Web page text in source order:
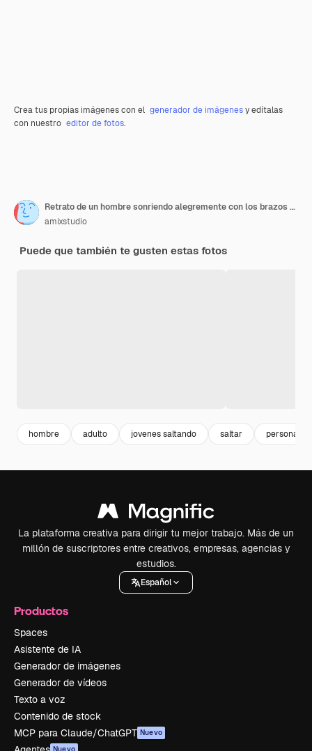
Crea tus propias imágenes con el generador de imágenesy edítalas
con nuestro editor de fotos.
Retrato de un hombre sonriendo alegremente con los brazos cruzados en el pecho aislado en un estandarte publicitario de fondo blanco de estudio
amixstudio
Puede que también te gusten estas fotos
hombre adulto jovenes saltando saltar persona
La plataforma creativa para dirigir tu mejor trabajo. Más de un
millón de suscriptores entre creativos, empresas, agencias y
estudios.
Español
Productos
Spaces
Asistente de IA
Generador de imágenes
Generador de vídeos
Texto a voz
Contenido de stock
MCP para Claude/ChatGPT Nuevo